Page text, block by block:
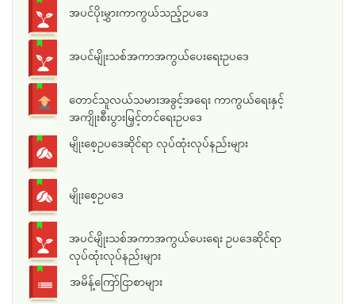
အပင်ပိုးမွှားကာကွယ်သည့်ဥပဒေ
အပင်မျိုးသစ်အကာအကွယ်ပေးရေးဥပဒေ
တောင်သူလယ်သမားအခွင့်အရေး ကာကွယ်ရေးနှင့်
အကျိုးစီးပွားမြှင့်တင်ရေးဥပဒေ
မျိုးစေ့ဥပဒေဆိုင်ရာ လုပ်ထုံးလုပ်နည်းများ
မျိုးစေ့ဥပဒေ
အပင်မျိုးသစ်အကာအကွယ်ပေးရေး ဥပဒေဆိုင်ရာ
လုပ်ထုံးလုပ်နည်းများ
အမိန့်ကြော်ငြာစာများ